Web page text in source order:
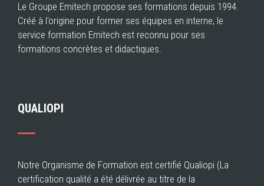
Le Groupe Emitech propose ses formations depuis 1994.
Créé à l'origine pour former ses équipes en interne, le
service formation Emitech est reconnu pour ses
formations concrètes et didactiques.
QUALIOPI
Notre Organisme de Formation est certifié Qualiopi (La
certification qualité a été délivrée au titre de la